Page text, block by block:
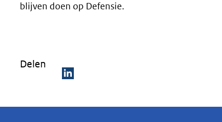
blijven doen op Defensie.
Delen
e